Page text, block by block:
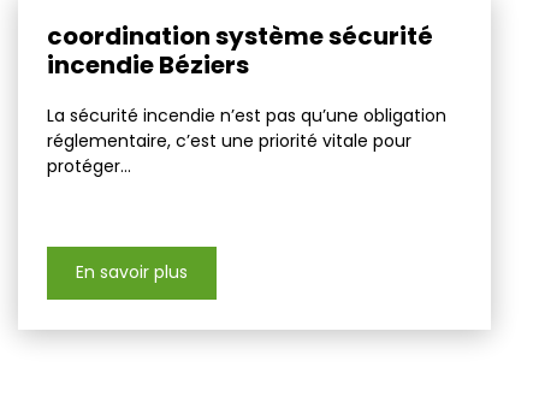
coordination système sécurité
incendie Béziers
La sécurité incendie n’est pas qu’une obligation
réglementaire, c’est une priorité vitale pour
protéger...
En savoir plus